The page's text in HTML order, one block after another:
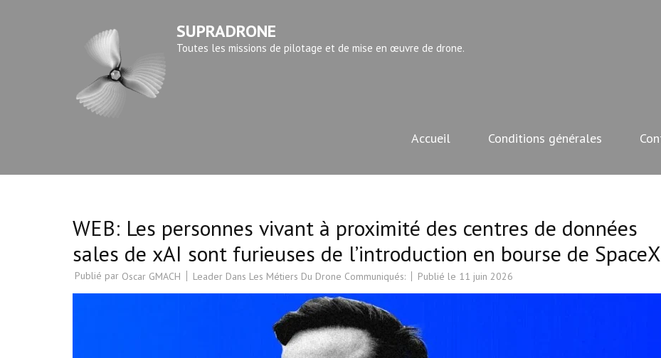
SUPRADRONE
Toutes les missions de pilotage et de mise en œuvre de drone.
Accueil Conditions générales
WEB: Les personnes vivant à proximité des centres de données
sales de xAI sont furieuses de l’introduction en bourse de SpaceX
Publié par Oscar GMACH Leader Dans Les Métiers Du Drone Communiqués: Publié le 11 juin 2026